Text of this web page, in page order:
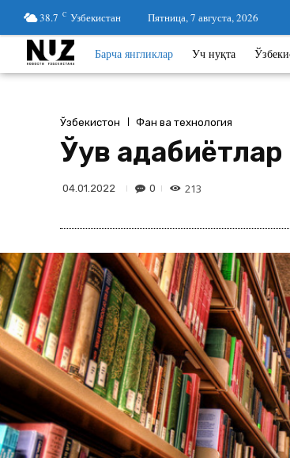
38.7 C Узбекистан Пятница, 7 августа, 2026
Барча янгликлар Уч нуқта
Ўзбекистон Фан ва технология
Ўқув
04.01.2022 0 213